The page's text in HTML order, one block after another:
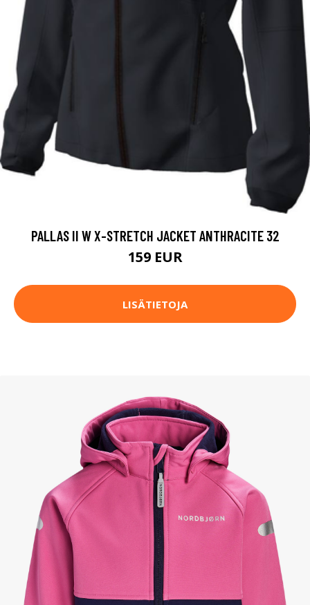
PALLAS II W X-STRETCH JACKET ANTHRACITE 32
159 EUR
LISÄTIETOJA